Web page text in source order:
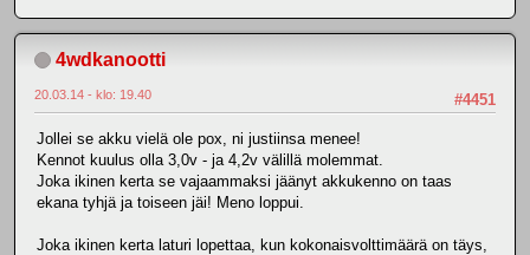
4wdkanootti
#4451
20.03.14 - klo: 19.40
Jollei se akku vielä ole pox, ni justiinsa menee!
Kennot kuulus olla 3,0v - ja 4,2v välillä molemmat.
Joka ikinen kerta se vajaammaksi jäänyt akkukenno on taas
ekana tyhjä ja toiseen jäi! Meno loppui.
Joka ikinen kerta laturi lopettaa, kun kokonaisvolttimäärä on täys,